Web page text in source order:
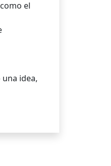
el
idea,